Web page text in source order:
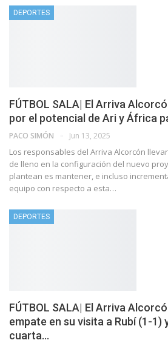
DEPORTES
FÚTBOL SALA| El Arriva
por el potencial de Ari y África
PACO SIMÓN Jun 13, 2025
Los responsables del Arriva Alcorcón
de lleno en la configuración del nuevo
plantean es mantener, e incluso
equipo con respecto a esta…
DEPORTES
FÚTBOL SALA| El Arriva
empate en su visita a Rubí (1-1)
cuarta…